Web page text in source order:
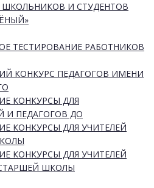
ШКОЛЬНИКОВ И СТУДЕНТОВ
ТЕСТИРОВАНИЕ РАБОТНИКОВ
КОНКУРС ПЕДАГОГОВ ИМЕНИ
КОНКУРСЫ ДЛЯ
И ПЕДАГОГОВ ДО
КОНКУРСЫ ДЛЯ УЧИТЕЛЕЙ
КОНКУРСЫ ДЛЯ УЧИТЕЛЕЙ
ШКОЛЫ